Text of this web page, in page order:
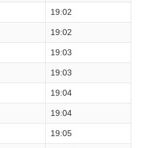
19:02
19:02
19:03
19:03
19:04
19:04
19:05